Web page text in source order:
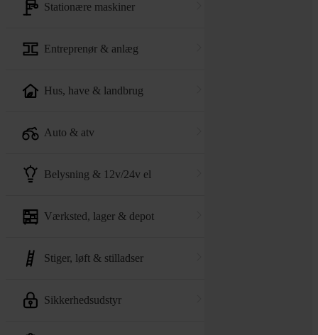
stationære maskiner
entreprenør & anlæg
hus, have & landbrug
auto & atv
belysning & 12v/24v el
værksted, lager & depot
stiger, løft & stilladser
sikkerhedsudstyr